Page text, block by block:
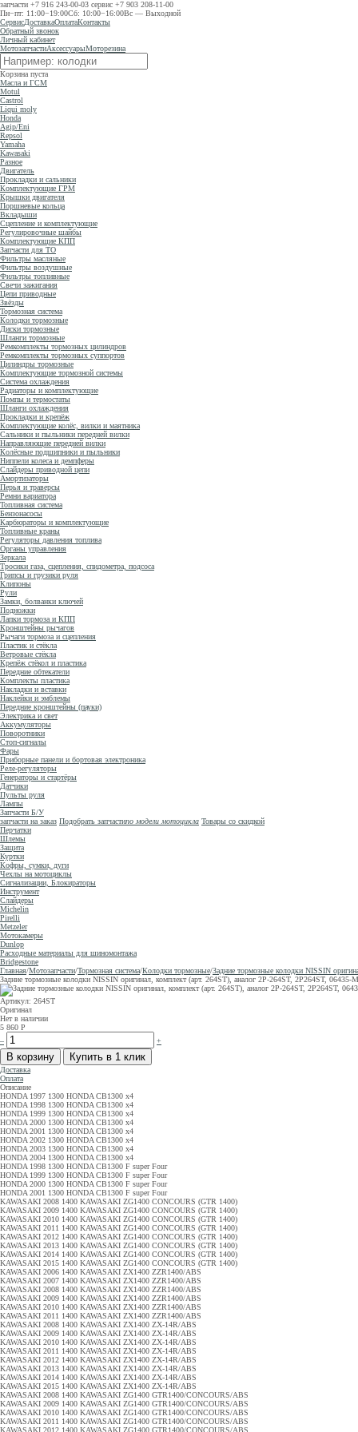
запчасти +7 916 243-00-03 сервис +7 903 208-11-00
Пн−пт: 11:00−19:00Сб: 10:00−16:00Вс — Выходной
СервисДоставкаОплатаКонтакты
Обратный звонок
Личный кабинет
МотозапчастиАксессуарыМоторезина
Корзина пуста
Масла и ГСМ
Motul
Castrol
Liqui moly
Honda
Agip/Eni
Repsol
Yamaha
Kawasaki
Разное
Двигатель
Прокладки и сальники
Комплектующие ГРМ
Крышки двигателя
Поршневые кольца
Вкладыши
Сцепление и комплектующие
Регулировочные шайбы
Комплектующие КПП
Запчасти для ТО
Фильтры масляные
Фильтры воздушные
Фильтры топливные
Свечи зажигания
Цепи приводные
Звёзды
Тормозная система
Колодки тормозные
Диски тормозные
Шланги тормозные
Ремкомплекты тормозных цилиндров
Ремкомплекты тормозных суппортов
Цилиндры тормозные
Комплектующие тормозной системы
Система охлаждения
Радиаторы и комплектующие
Помпы и термостаты
Шланги охлаждения
Прокладки и крепёж
Комплектующие колёс, вилки и маятника
Сальники и пыльники передней вилки
Направляющие передней вилки
Колёсные подшипники и пыльники
Ниппели колеса и демпферы
Слайдеры приводной цепи
Амортизаторы
Перья и траверсы
Ремни вариатора
Топливная система
Бензонасосы
Карбюраторы и комплектующие
Топливные краны
Регуляторы давления топлива
Органы управления
Зеркала
Тросики газа, сцепления, спидометра, подсоса
Грипсы и грузики руля
Клипоны
Рули
Замки, болванки ключей
Подножки
Лапки тормоза и КПП
Кронштейны рычагов
Рычаги тормоза и сцепления
Пластик и стёкла
Ветровые стёкла
Крепёж стёкол и пластика
Передние обтекатели
Комплекты пластика
Накладки и вставки
Наклейки и эмблемы
Передние кронштейны (пауки)
Электрика и свет
Аккумуляторы
Поворотники
Стоп-сигналы
Фары
Приборные панели и бортовая электроника
Реле-регуляторы
Генераторы и стартёры
Датчики
Пульты руля
Лампы
Запчасти Б/У
запчасти на заказ Подобрать запчастипо модели мотоцикла Товары со скидкой
Перчатки
Шлемы
Защита
Куртки
Кофры, сумки, дуги
Чехлы на мотоциклы
Сигнализации, Блокираторы
Инструмент
Слайдеры
Michelin
Pirelli
Metzeler
Мотокамеры
Dunlop
Расходные материалы для шиномонтажа
Bridgestone
Главная/Мотозапчасти/Тормозная система/Колодки тормозные/Задние тормозные колодки NISSIN
Задние тормозные колодки NISSIN оригинал, комплект (арт. 264ST), аналог 2P-264ST, 2P264ST,
Артикул: 264ST
Оригинал
Нет в наличии
5 860 Р
–
+
Доставка
Оплата
Описание
HONDA 1997 1300 HONDA CB1300 x4
HONDA 1998 1300 HONDA CB1300 x4
HONDA 1999 1300 HONDA CB1300 x4
HONDA 2000 1300 HONDA CB1300 x4
HONDA 2001 1300 HONDA CB1300 x4
HONDA 2002 1300 HONDA CB1300 x4
HONDA 2003 1300 HONDA CB1300 x4
HONDA 2004 1300 HONDA CB1300 x4
HONDA 1998 1300 HONDA CB1300 F super Four
HONDA 1999 1300 HONDA CB1300 F super Four
HONDA 2000 1300 HONDA CB1300 F super Four
HONDA 2001 1300 HONDA CB1300 F super Four
KAWASAKI 2008 1400 KAWASAKI ZG1400 CONCOURS (GTR 1400)
KAWASAKI 2009 1400 KAWASAKI ZG1400 CONCOURS (GTR 1400)
KAWASAKI 2010 1400 KAWASAKI ZG1400 CONCOURS (GTR 1400)
KAWASAKI 2011 1400 KAWASAKI ZG1400 CONCOURS (GTR 1400)
KAWASAKI 2012 1400 KAWASAKI ZG1400 CONCOURS (GTR 1400)
KAWASAKI 2013 1400 KAWASAKI ZG1400 CONCOURS (GTR 1400)
KAWASAKI 2014 1400 KAWASAKI ZG1400 CONCOURS (GTR 1400)
KAWASAKI 2015 1400 KAWASAKI ZG1400 CONCOURS (GTR 1400)
KAWASAKI 2006 1400 KAWASAKI ZX1400 ZZR1400/ABS
KAWASAKI 2007 1400 KAWASAKI ZX1400 ZZR1400/ABS
KAWASAKI 2008 1400 KAWASAKI ZX1400 ZZR1400/ABS
KAWASAKI 2009 1400 KAWASAKI ZX1400 ZZR1400/ABS
KAWASAKI 2010 1400 KAWASAKI ZX1400 ZZR1400/ABS
KAWASAKI 2011 1400 KAWASAKI ZX1400 ZZR1400/ABS
KAWASAKI 2008 1400 KAWASAKI ZX1400 ZX-14R/ABS
KAWASAKI 2009 1400 KAWASAKI ZX1400 ZX-14R/ABS
KAWASAKI 2010 1400 KAWASAKI ZX1400 ZX-14R/ABS
KAWASAKI 2011 1400 KAWASAKI ZX1400 ZX-14R/ABS
KAWASAKI 2012 1400 KAWASAKI ZX1400 ZX-14R/ABS
KAWASAKI 2013 1400 KAWASAKI ZX1400 ZX-14R/ABS
KAWASAKI 2014 1400 KAWASAKI ZX1400 ZX-14R/ABS
KAWASAKI 2015 1400 KAWASAKI ZX1400 ZX-14R/ABS
KAWASAKI 2008 1400 KAWASAKI ZG1400 GTR1400/CONCOURS/ABS
KAWASAKI 2009 1400 KAWASAKI ZG1400 GTR1400/CONCOURS/ABS
KAWASAKI 2010 1400 KAWASAKI ZG1400 GTR1400/CONCOURS/ABS
KAWASAKI 2011 1400 KAWASAKI ZG1400 GTR1400/CONCOURS/ABS
KAWASAKI 2012 1400 KAWASAKI ZG1400 GTR1400/CONCOURS/ABS